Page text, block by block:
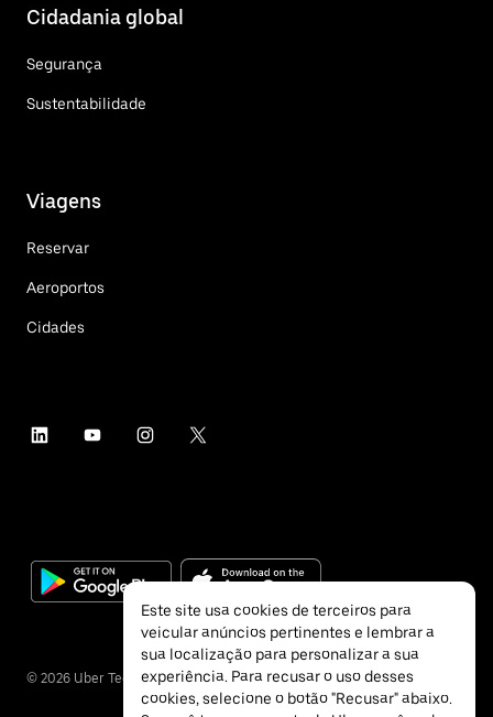
Cidadania global
Segurança
Sustentabilidade
Viagens
Reservar
Aeroportos
Cidades
© 2026 Uber Technologies Inc.
Este site usa cookies de terceiros para
veicular anúncios pertinentes e lembrar a
sua localização para personalizar a sua
experiência. Para recusar o uso desses
cookies, selecione o botão "Recusar" abaixo.